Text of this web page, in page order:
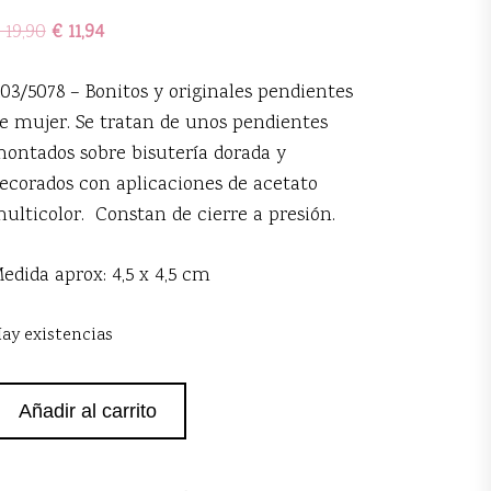
19,90 €11,94
5078 – Bonitos y originales pendientes
mujer. Se tratan de unos pendientes
sobre bisutería dorada y
con aplicaciones de acetato
Constan de cierre a presión.
aprox: 4,5 x 4,5 cm
existencias
Añadir al carrito